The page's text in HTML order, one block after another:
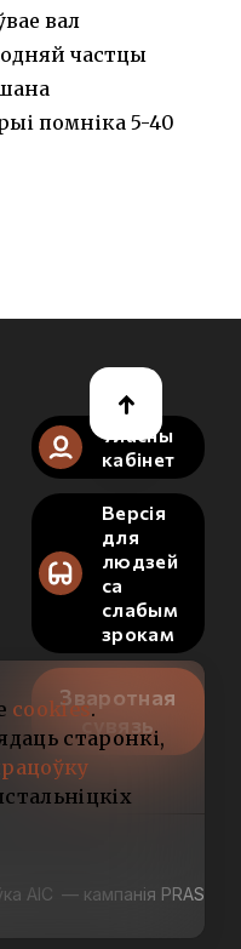
вал
частцы
помніка 5-40
Уласны
кабінет
Версія
для
людзей
са
слабым
зрокам
Зваротная
сувязь
АІС — кампанія PRAS
cookies.
старонкі,